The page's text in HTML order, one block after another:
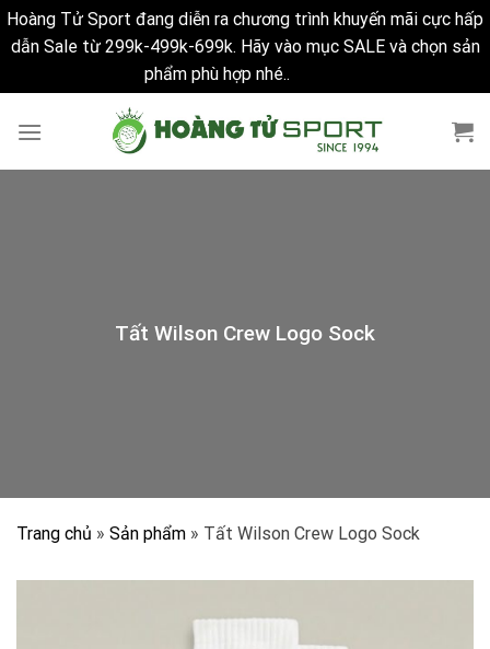
Hoàng Tử Sport đang diễn ra chương trình khuyến mãi cực hấp
dẫn Sale từ 299k-499k-699k. Hãy vào mục SALE và chọn sản
phẩm phù hợp nhé..
Tất Wilson Crew Logo Sock
Trang chủ » Sản phẩm » Tất Wilson Crew Logo Sock